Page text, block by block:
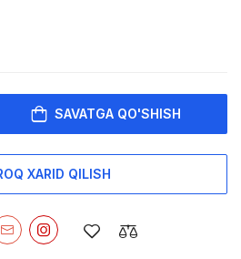
SAVATGA QO'SHISH
XARID QILISH